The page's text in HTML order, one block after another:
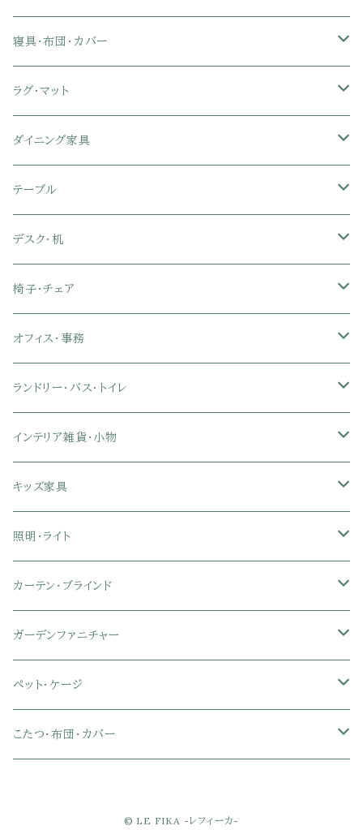
リクライニングソファ
スツール・オットマン
クッションソファ
革・レザー・合皮ソファ
布張り・ファブリックソファ
ソファカバー
ポケットコイル座椅子
ラック・シェルフ
スチールラック・メタルラック
衣装ケース・壁面収納・ワードローブ
キャビネット・サイドボード
ランドリー・トイレ収納
玄関収納
突っ張り棚・突っ張りラック
ロータイプテレビ台
コーナーテレビ台
伸縮テレビ台
テレビスタンド
サイドチェスト
幅90cm以下テレビ台
幅91～120cmテレビ台
幅121～150cmテレビ台
幅151～180cmテレビ台
レンジ台
キッチンワゴン
キッチンカウンター
キッチンラック・冷蔵庫ラック
隙間収納
キッチンマット
キッチン用品
キッチン家電
ローベッド
セミシングル
シングル
収納付きベッド
セミシングル
シングル
パネルベッド
セミシングル
シングル
すのこベッド
セミシングル
シングル
脚付きマットレス
セミシングル
シングル
パイプベッド
ロフトベッド
2段ベッド
折りたたみベッド
ソファベッド
マットレス
セミシングル
シングル
セミシングル
シングル
セミダブル
ダブル
寝具・布団・カバー
掛け布団
敷き布団
布団セット
枕
タオルケット・ガーゼケット
ブランケット・毛布
布団カバー・敷きパッド
ひんやりマット（冷却マット）
こたつ布団
シングル
セミダブル
ダブル
クイーン
キング
ラグ・マット
ラグ・カーペット
玄関マット
キッチンマット
フローリングマット
ジョイントマット
ダイニング家具
ダイニングテーブル
ダイニングチェア・ベンチ
ダイニングテーブルセット
2人用ダイニングテーブルセット
4人用ダイニングテーブルセット
6人用ダイニングテーブルセット
木製ダイニング
スチール脚ダイニング
テーブル
サイドテーブル
ウッドテーブル
センターテーブル
ガラステーブル
カウンターテーブル
伸縮式テーブル
デスク・机
パソコン・オフィスデスク
L字デスク
収納付きデスク
キーボードスライダー付きデスク
学習机
ツインデスク
デスクセット
サイドワゴン・チェスト
木製デスク
ガラスデスク
椅子・チェア
ダイニングチェア・ベンチ
オフィスチェア
リクライニングチェア
ハイバックオフィスチェア
メッシュオフィスチェア
リビングチェア
スツール・オットマン
学習椅子
ファブリックチェア
革・レザー・合皮チェア
スチール脚チェア
木脚チェア
オフィス・事務
オフィスチェア
オフィスデスク
オフィス収納
オフィス雑貨
オフィス家電
ランドリー・バス・トイレ
ランドリーラック
タオルハンガー
洗濯カゴ・ワゴン
物干しスタンド
トイレ用品
トイレットペーパーホルダー
バス用品・バスマット
インテリア雑貨・小物
タオル
食器・食器スタンド
キャニスター・ディスペンサー
コーヒーサーバー
エコバッグ
玄関小物・傘
キッズ家具
絵本ラック・本棚
ラック・ランドセルラック
おもちゃ・キッズ収納
学習机・学習椅子
チェア・ベビーチェア・ソファ
照明・ライト
シーリングライト
シーリングファンライト
ペンダントライト
スポットライト
カーテン・ブラインド
ドレープカーテン
レースカーテン
カーテンセット
ガーデンファニチャー
ガーデンフェンス・アーチ
ガーデンテーブル・チェア・ベンチ
ペット・ケージ
ケージ
こたつ・布団・カバー
© LE FIKA -レフィーカ-